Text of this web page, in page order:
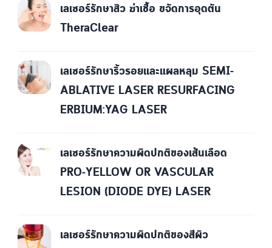
เลเซอร์รักษาสิว ฆ่าเชื้อ ขจัดการอุดตัน
TheraClear
เลเซอร์รักษาริ้วรอยและแผลหลุม SEMI-
ABLATIVE LASER RESURFACING
ERBIUM:YAG LASER
เลเซอร์รักษาความผิดปกติของเส้นเลือด
PRO-YELLOW OR VASCULAR
LESION (DIODE DYE) LASER
เลเซอร์รักษาความผิดปกติของสีผิว